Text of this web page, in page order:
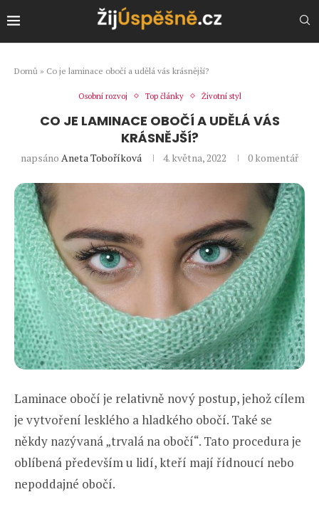
Domů » Co je laminace obočí a udělá vás krásnější?
Osobní rozvoj Top články Životní styl
CO JE LAMINACE OBOČÍ A UDĚLÁ VÁS
KRÁSNĚJŠÍ?
napsáno Aneta Toboříková 4. května, 2022 0 komentář
Laminace obočí je relativně nový postup, jehož cílem
je vytvoření lesklého a hladkého obočí. Také se
někdy nazývaná „trvalá na obočí“. Tato procedura je
oblíbená především u lidí, kteří mají řídnoucí nebo
nepoddajné obočí.